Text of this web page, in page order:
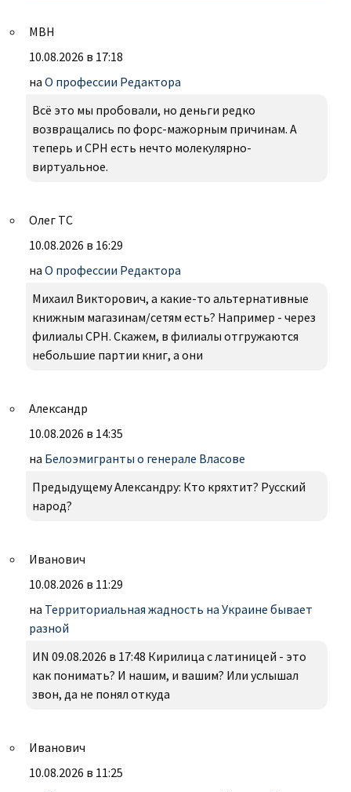
МВН
10.08.2026 в 17:18
на О профессии Редактора
Всё это мы пробовали, но деньги редко
возвращались по форс-мажорным причинам. А
теперь и СРН есть нечто молекулярно-
виртуальное.
Олег ТС
10.08.2026 в 16:29
на О профессии Редактора
Михаил Викторович, а какие-то альтернативные
книжным магазинам/сетям есть? Например - через
филиалы СРН. Скажем, в филиалы отгружаются
небольшие партии книг, а они
Александр
10.08.2026 в 14:35
на Белоэмигранты о генерале Власове
Предыдущему Александру: Кто кряхтит? Русский
народ?
Иванович
10.08.2026 в 11:29
на Территориальная жадность на Украине бывает
разной
ИN 09.08.2026 в 17:48 Кирилица с латиницей - это
как понимать? И нашим, и вашим? Или услышал
звон, да не понял откуда
Иванович
10.08.2026 в 11:25